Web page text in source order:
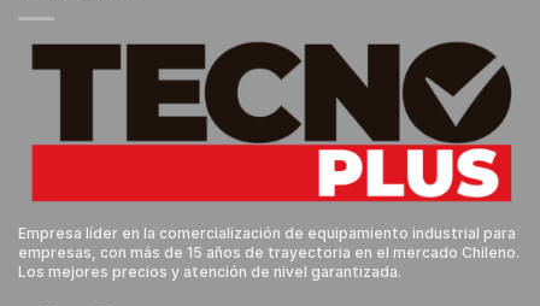
Empresa líder en la comercialización de equipamiento industrial para
empresas, con más de 15 años de trayectoria en el mercado Chileno.
Los mejores precios y atención de nivel garantizada.